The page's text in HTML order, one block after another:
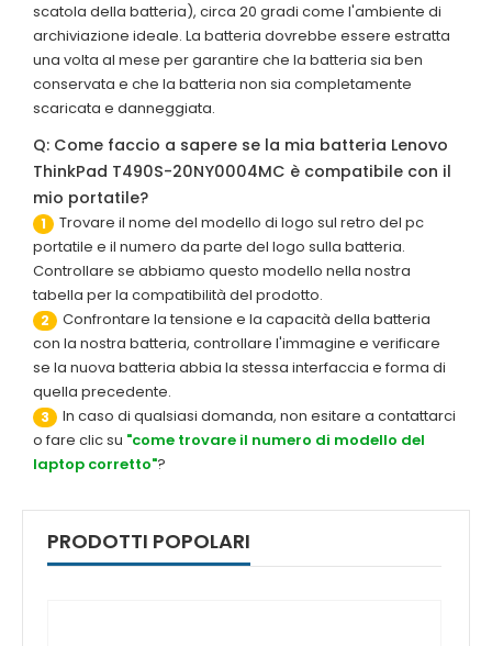
scatola della batteria), circa 20 gradi come l'ambiente di
archiviazione ideale. La batteria dovrebbe essere estratta
una volta al mese per garantire che la batteria sia ben
conservata e che la batteria non sia completamente
scaricata e danneggiata.
Q: Come faccio a sapere se la mia batteria Lenovo
ThinkPad T490S-20NY0004MC è compatibile con il
mio portatile?
1
Trovare il nome del modello di logo sul retro del pc
portatile e il numero da parte del logo sulla batteria.
Controllare se abbiamo questo modello nella nostra
tabella per la compatibilità del prodotto.
2
Confrontare la tensione e la capacità della batteria
con la nostra batteria, controllare l'immagine e verificare
se la nuova batteria abbia la stessa interfaccia e forma di
quella precedente.
3
In caso di qualsiasi domanda, non esitare a contattarci
o fare clic su "come trovare il numero di modello del
laptop corretto"?
PRODOTTI POPOLARI